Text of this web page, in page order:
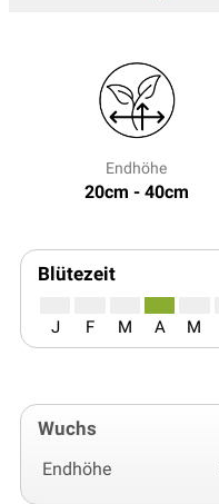
Endhöhe
20cm - 40cm
Blütezeit
J F M A M
Wuchs
Endhöhe